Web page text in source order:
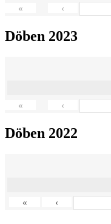
« ‹
Döben 2023
« ‹
Döben 2022
« ‹